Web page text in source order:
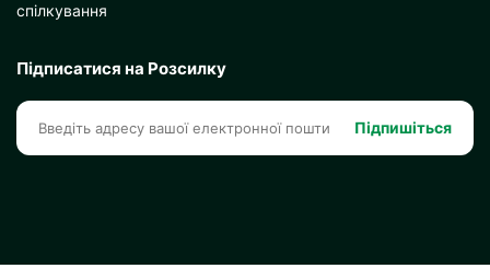
спілкування
Підписатися на Розсилку
Підпишіться